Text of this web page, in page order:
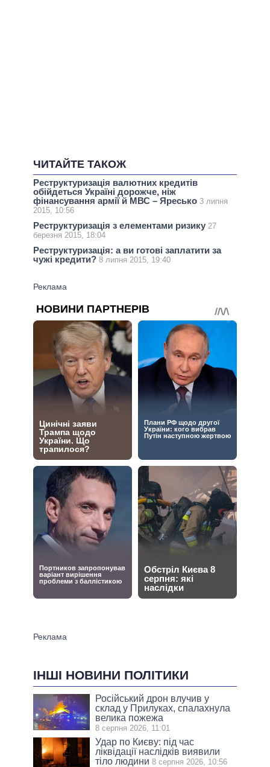
ЧИТАЙТЕ ТАКОЖ
Реструктуризація валютних кредитів
обійдеться Україні дорожче, ніж
фінансування армії й МВС – Яресько 3 липня
2015, 10:56
Реструктуризація з елементами ризику 27
березня 2015, 18:04
Реструктуризація: а ви готові заплатити за
чужі кредити? 8 липня 2015, 19:40
ІНШІ НОВИНИ ПОЛІТИКИ
Російський дрон влучив у
склад у Прилуках, спалахнула
велика пожежа
8 серпня 2026, 11:01
Удар по Києву: під час
ліквідації наслідків виявили
тіло людини 8 серпня 2026, 10:56